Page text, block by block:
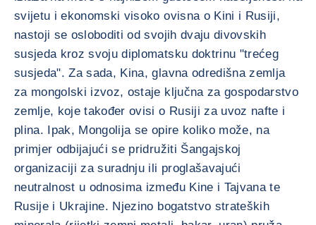
svijetu i ekonomski visoko ovisna o Kini i Rusiji,
nastoji se osloboditi od svojih dvaju divovskih
susjeda kroz svoju diplomatsku doktrinu "trećeg
susjeda". Za sada, Kina, glavna odredišna zemlja
za mongolski izvoz, ostaje ključna za gospodarstvo
zemlje, koje također ovisi o Rusiji za uvoz nafte i
plina. Ipak, Mongolija se opire koliko može, na
primjer odbijajući se pridružiti Šangajskoj
organizaciji za suradnju ili proglašavajući
neutralnost u odnosima između Kine i Tajvana te
Rusije i Ukrajine. Njezino bogatstvo strateških